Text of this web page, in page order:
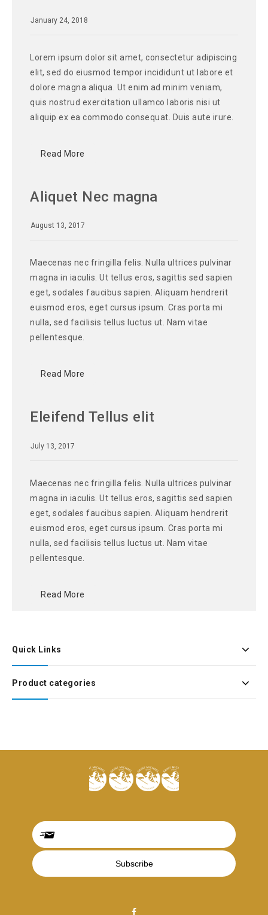
January 24, 2018
Lorem ipsum dolor sit amet, consectetur adipiscing
elit, sed do eiusmod tempor incididunt ut labore et
dolore magna aliqua. Ut enim ad minim veniam,
quis nostrud exercitation ullamco laboris nisi ut
aliquip ex ea commodo consequat. Duis aute irure.
Read More
Aliquet Nec magna
August 13, 2017
Maecenas nec fringilla felis. Nulla ultrices pulvinar
magna in iaculis. Ut tellus eros, sagittis sed sapien
eget, sodales faucibus sapien. Aliquam hendrerit
euismod eros, eget cursus ipsum. Cras porta mi
nulla, sed facilisis tellus luctus ut. Nam vitae
pellentesque.
Read More
Eleifend Tellus elit
July 13, 2017
Maecenas nec fringilla felis. Nulla ultrices pulvinar
magna in iaculis. Ut tellus eros, sagittis sed sapien
eget, sodales faucibus sapien. Aliquam hendrerit
euismod eros, eget cursus ipsum. Cras porta mi
nulla, sed facilisis tellus luctus ut. Nam vitae
pellentesque.
Read More
Quick Links
Product categories